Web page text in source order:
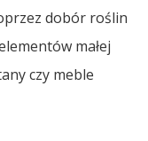
dobór roślin
małej
czy meble